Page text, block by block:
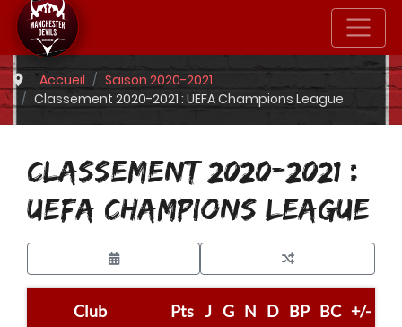
Accueil
Saison 2020-2021
Classement 2020-2021 : UEFA Champions League
CLASSEMENT 2020-2021 :
UEFA CHAMPIONS LEAGUE
Club Pts J G N D BP BC +/-